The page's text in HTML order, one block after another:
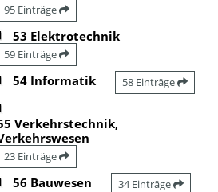
95 Einträge
53 Elektrotechnik
59 Einträge
54 Informatik 58 Einträge
Verkehrstechnik,
23 Einträge
56 Bauwesen 34 Einträge